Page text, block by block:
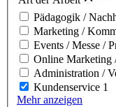
Pädagogik /
Marketing /
Events / Messe /
Online Marketing
Administration /
Kundenservice 1
Mehr anzeigen